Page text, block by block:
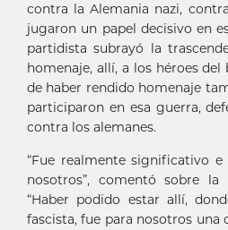
contra la Alemania nazi,
jugaron un papel decisivo en
partidista subrayó la
homenaje, allí, a los héroes
de haber rendido homenaje
participaron en esa guerra,
contra los alemanes.
“Fue realmente significativo
nosotros”, comentó sobre la
“Haber podido estar allí,
fascista, fue para nosotros una